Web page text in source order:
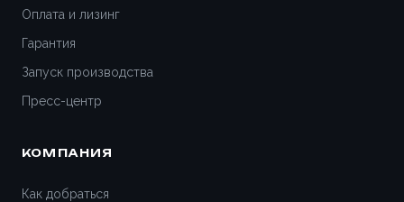
Оплата и лизинг
Гарантия
Запуск производства
Пресс-центр
КОМПАНИЯ
Как добраться